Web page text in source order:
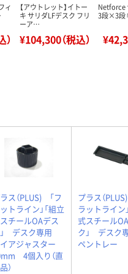
ィ
【アウトレット】イトー
キ サリダLFデスク フリ
ーア…
¥104,300（税込）
Netforce
3段×3段
ス（PLUS) 「フ
トライン」「組立
チールOAデス
デスク専用
アジャスター
4個入り（直
）
プラス（
ラットライン
式スチール
ク」 デス
ペントレー